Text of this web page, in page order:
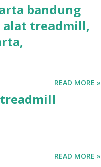
bandung
alat treadmill,
READ MORE »
READ MORE »